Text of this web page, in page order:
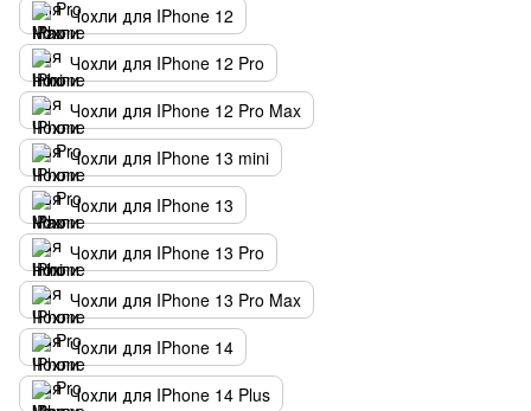
Чохли для IPhone 12
Чохли для IPhone 12 Pro
Чохли для IPhone 12 Pro Max
Чохли для IPhone 13 mini
Чохли для IPhone 13
Чохли для IPhone 13 Pro
Чохли для IPhone 13 Pro Max
Чохли для IPhone 14
Чохли для IPhone 14 Plus